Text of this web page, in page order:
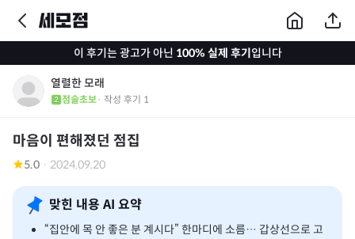
이 후기는 광고가 아닌 100% 실제 후기입니다
열렬한 모래
점술초보· 작성 후기 1
마음이 편해졌던 점집
5.0 · 2024.09.20
맞힌 내용 AI 요약
“집안에 목 안 좋은 분 계시다” 한마디에 소름… 갑상선으로 고